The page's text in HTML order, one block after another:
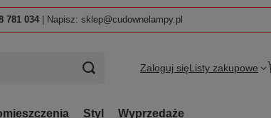
781 034 | Napisz: sklep@cudownelampy.pl
Zaloguj sięListy zakupowe
Styl Wyprzedaże